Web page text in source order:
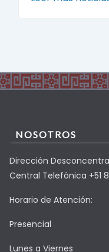
NOSOTROS
Dirección
Central Telefónica +51
Horario de Atención:
Presencial
Lunes a Viernes